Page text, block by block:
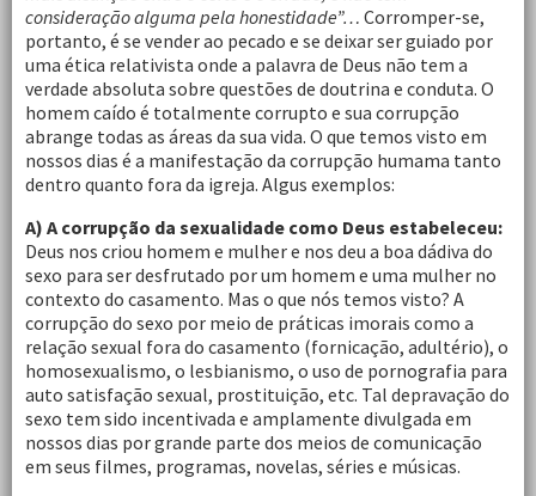
consideração alguma pela honestidade”… Corromper-se,
portanto, é se vender ao pecado e se deixar ser guiado por
uma ética relativista onde a palavra de Deus não tem a
verdade absoluta sobre questões de doutrina e conduta. O
homem caído é totalmente corrupto e sua corrupção
abrange todas as áreas da sua vida. O que temos visto em
nossos dias é a manifestação da corrupção humama tanto
dentro quanto fora da igreja. Algus exemplos:
A) A corrupção da sexualidade como Deus estabeleceu:
Deus nos criou homem e mulher e nos deu a boa dádiva do
sexo para ser desfrutado por um homem e uma mulher no
contexto do casamento. Mas o que nós temos visto? A
corrupção do sexo por meio de práticas imorais como a
relação sexual fora do casamento (fornicação, adultério), o
homosexualismo, o lesbianismo, o uso de pornografia para
auto satisfação sexual, prostituição, etc. Tal depravação do
sexo tem sido incentivada e amplamente divulgada em
nossos dias por grande parte dos meios de comunicação
em seus filmes, programas, novelas, séries e músicas.